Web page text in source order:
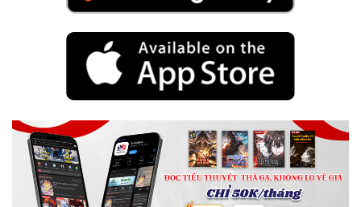
Mạt Thế
Mỹ Thực
Ngôn Tình